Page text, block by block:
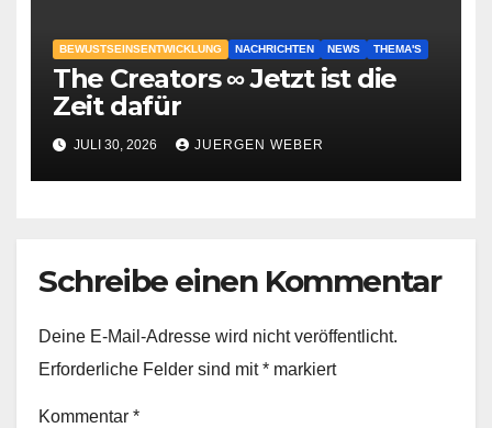
BEWUSTSEINSENTWICKLUNG NACHRICHTEN NEWS THEMA'S
The Creators ∞ Jetzt ist die
Zeit dafür
JULI 30, 2026 JUERGEN WEBER
Schreibe einen Kommentar
Deine E-Mail-Adresse wird nicht veröffentlicht.
Erforderliche Felder sind mit* markiert
Kommentar *